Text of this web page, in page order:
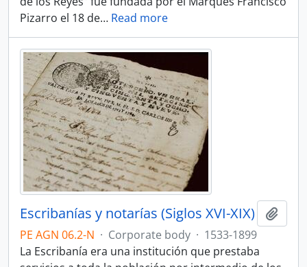
Pizarro el 18 de… Read more
Escribanías y notarías (Siglos XVI-XIX)
PE AGN 06.2-N · Corporate body · 1533-1899
La Escribanía era una institución que prestaba